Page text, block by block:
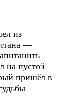
из
—
на пустой
пришёл в